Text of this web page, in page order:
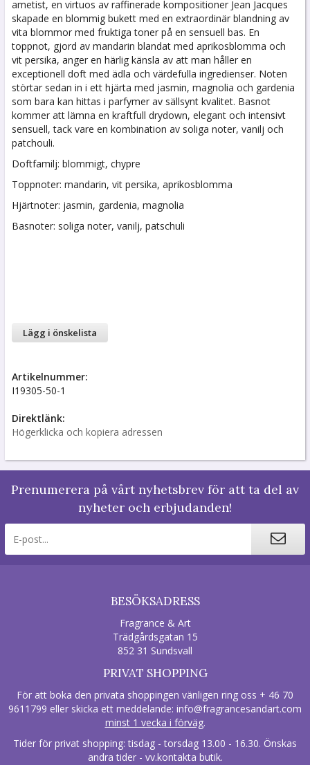
ametist, en virtuos av raffinerade kompositioner Jean Jacques
skapade en blommig bukett med en extraordinär blandning av
vita blommor med fruktiga toner på en sensuell bas. En
toppnot, gjord av mandarin blandat med aprikosblomma och
vit persika, anger en härlig känsla av att man håller en
exceptionell doft med ädla och värdefulla ingredienser. Noten
störtar sedan in i ett hjärta med jasmin, magnolia och gardenia
som bara kan hittas i parfymer av sällsynt kvalitet. Basnot
kommer att lämna en kraftfull drydown, elegant och intensivt
sensuell, tack vare en kombination av soliga noter, vanilj och
patchouli.
Doftfamilj: blommigt, chypre
Toppnoter: mandarin, vit persika, aprikosblomma
Hjärtnoter: jasmin, gardenia, magnolia
Basnoter: soliga noter, vanilj, patschuli
Lägg i önskelista
Artikelnummer:
I19305-50-1
Direktlänk:
Högerklicka och kopiera adressen
Prenumerera på vårt nyhetsbrev för att ta del av
nyheter och erbjudanden!
BESÖKSADRESS
Fragrance & Art
Trädgårdsgatan 15
852 31 Sundsvall
PRIVAT SHOPPING
För att boka den privata shoppingen vänligen ring oss + 46 70
9611799 eller skicka ett meddelande: info@fragrancesandart.com
minst 1 vecka i förväg.
Tider för privat shopping: tisdag - torsdag 13.00 - 16.30. Önskas
andra tider - vv.kontakta butik.